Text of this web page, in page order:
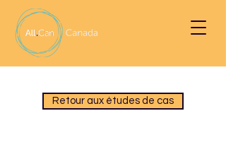
Retour aux études de cas